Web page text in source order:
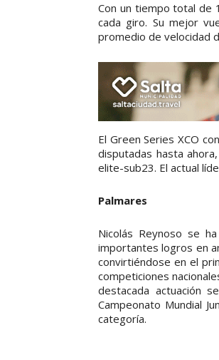
Con un tiempo total de
cada giro. Su mejor
promedio de velocidad
El Green Series XCO
disputadas hasta
elite-sub23. El actual
Palmares
Nicolás Reynoso se
importantes logros en
convirtiéndose en el
competiciones
destacada actuación
Campeonato Mundial
categoría.